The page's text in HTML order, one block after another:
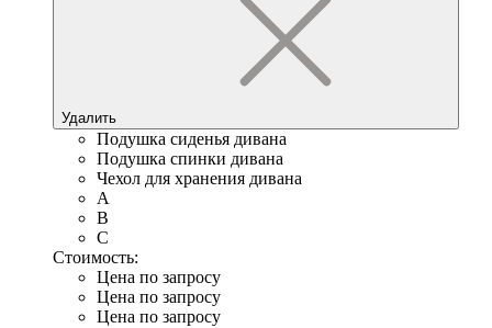
Удалить
Подушка сиденья дивана
Подушка спинки дивана
Чехол для хранения дивана
A
B
C
Стоимость:
Цена по запросу
Цена по запросу
Цена по запросу